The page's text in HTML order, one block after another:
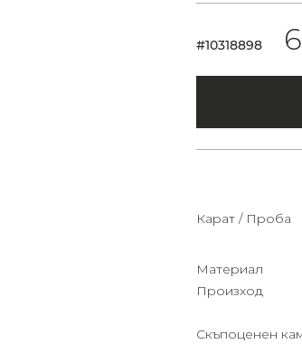
#10318898
Карат / Проба
Материал
Произход
Скъпоценен